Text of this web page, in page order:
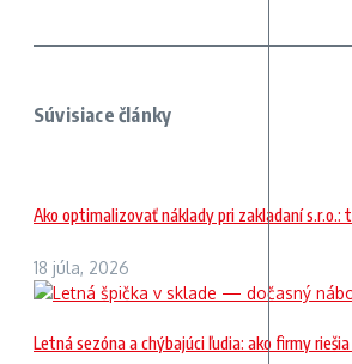
Súvisiace články
Ako optimalizovať náklady pri zakladaní s.r.o.:
18 júla, 2026
Letná sezóna a chýbajúci ľudia: ako firmy